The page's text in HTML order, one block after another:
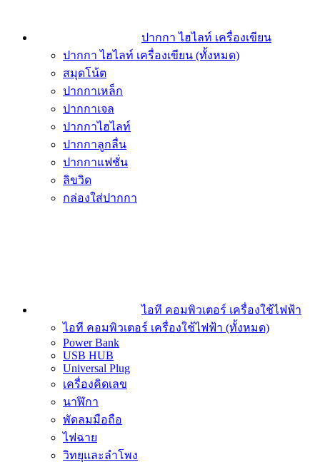
ปากกา ไฮไลท์ เครื่องเขียน
ปากกา ไฮไลท์ เครื่องเขียน (ทั้งหมด)
สมุดโน้ต
ปากกาเหล็ก
ปากกาเจล
ปากกาไฮไลท์
ปากกาลูกลื่น
ปากกาแฟชั่น
ลิขวิด
กล่องใส่ปากกา
ไอที คอมพิวเตอร์ เครื่องใช้ไฟฟ้า
ไอที คอมพิวเตอร์ เครื่องใช้ไฟฟ้า (ทั้งหมด)
Power Bank
USB HUB
Universal Plug
เครื่องคิดเลข
นาฬิกา
พัดลมมือถือ
ไฟฉาย
วิทยุและลำโพง